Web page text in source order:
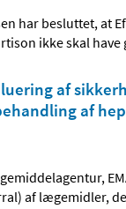
har besluttet, at
ikke skal have
af
af
af lægemidler,